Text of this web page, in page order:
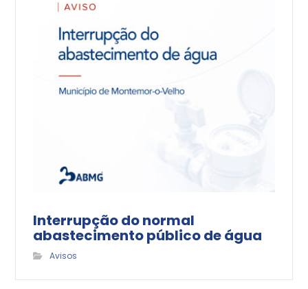
Interrupção do normal
abastecimento público de água
Avisos